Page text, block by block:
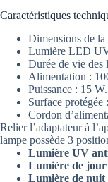
Caractéristiques
Dimensions de
Lumière LED
Durée de vie des
Alimentation :
Puissance : 15 W.
Surface protégée
Cordon
Relier l’adaptateur à
lampe possède 3
Lumière UV
Lumière de jour
Lumière de nuit